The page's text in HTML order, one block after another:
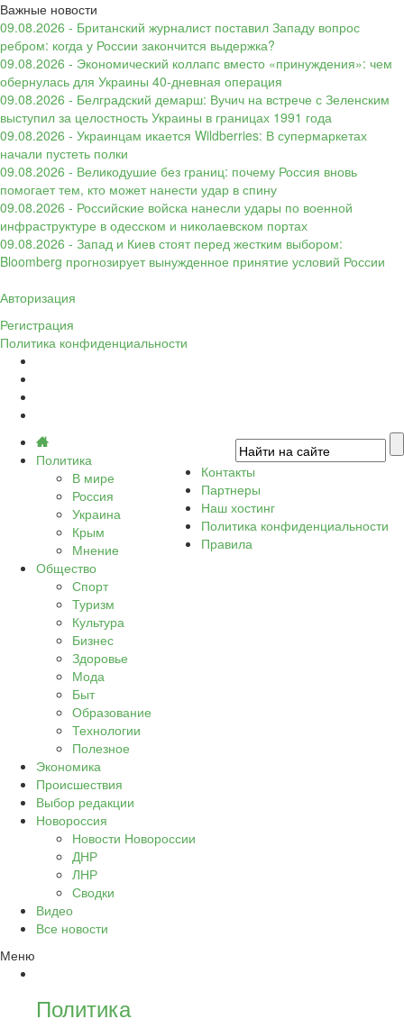
Важные новости
09.08.2026 - Британский журналист поставил Западу вопрос
ребром: когда у России закончится выдержка?
09.08.2026 - Экономический коллапс вместо «принуждения»: чем
обернулась для Украины 40-дневная операция
09.08.2026 - Белградский демарш: Вучич на встрече с Зеленским
выступил за целостность Украины в границах 1991 года
09.08.2026 - Украинцам икается Wildberries: В супермаркетах
начали пустеть полки
09.08.2026 - Великодушие без границ: почему Россия вновь
помогает тем, кто может нанести удар в спину
09.08.2026 - Российские войска нанесли удары по военной
инфраструктуре в одесском и николаевском портах
09.08.2026 - Запад и Киев стоят перед жестким выбором:
Bloomberg прогнозирует вынужденное принятие условий России
Авторизация
Регистрация
Политика конфиденциальности
Политика
В мире
Россия
Украина
Крым
Мнение
Общество
Спорт
Туризм
Культура
Бизнес
Здоровье
Мода
Быт
Образование
Технологии
Полезное
Экономика
Происшествия
Выбор редакции
Новороссия
Новости Новороссии
ДНР
ЛНР
Сводки
Видео
Все новости
Меню
Политика
Контакты
Партнеры
Наш хостинг
Политика конфиденциальности
Правила